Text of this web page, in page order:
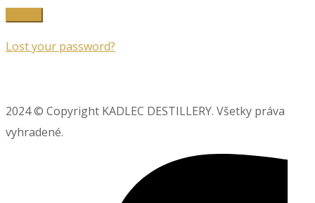
Lost your password?
2024 © Copyright KADLEC DESTILLERY. Všetky práva
vyhradené.